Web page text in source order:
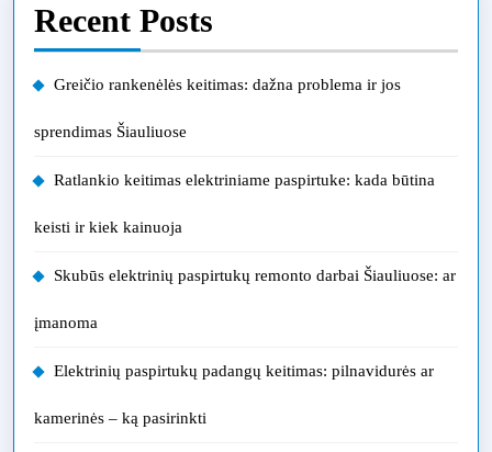
Recent Posts
Greičio rankenėlės keitimas: dažna problema ir jos
sprendimas Šiauliuose
Ratlankio keitimas elektriniame paspirtuke: kada būtina
keisti ir kiek kainuoja
Skubūs elektrinių paspirtukų remonto darbai Šiauliuose: ar
įmanoma
Elektrinių paspirtukų padangų keitimas: pilnavidurės ar
kamerinės – ką pasirinkti